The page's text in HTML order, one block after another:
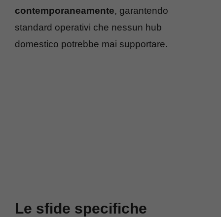
contemporaneamente, garantendo
standard operativi che nessun hub
domestico potrebbe mai supportare.
Le sfide specifiche